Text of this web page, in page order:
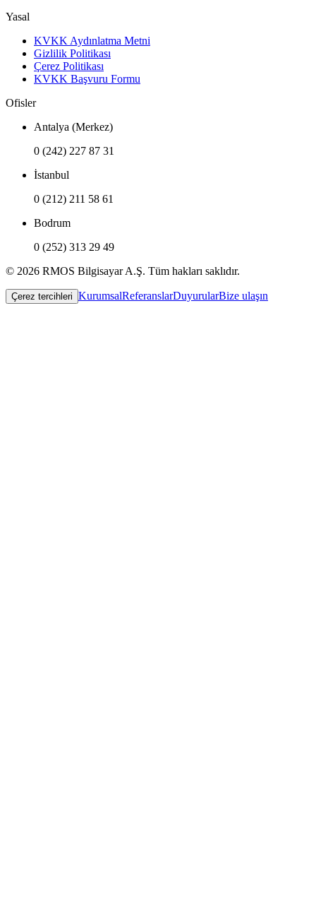
Yasal
KVKK Aydınlatma Metni
Gizlilik Politikası
Çerez Politikası
KVKK Başvuru Formu
Ofisler
Antalya (Merkez)
0 (242) 227 87 31
İstanbul
0 (212) 211 58 61
Bodrum
0 (252) 313 29 49
© 2026 RMOS Bilgisayar A.Ş. Tüm hakları saklıdır.
Çerez tercihleri KurumsalReferanslarDuyurularBize ulaşın